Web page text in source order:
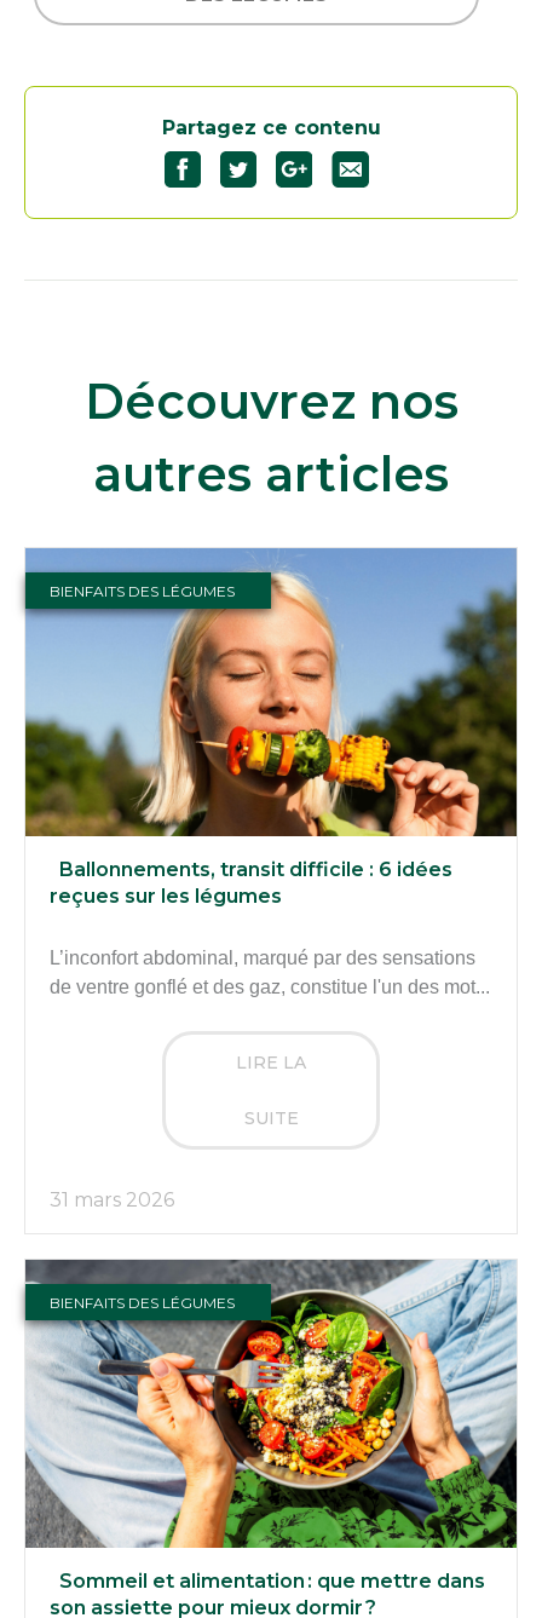
Partagez ce contenu
Découvrez nos
autres articles
BIENFAITS DES LÉGUMES
Ballonnements, transit difficile : 6 idées
reçues sur les légumes
L’inconfort abdominal, marqué par des sensations
de ventre gonflé et des gaz, constitue l'un des mot...
LIRE LA
SUITE
31 mars 2026
BIENFAITS DES LÉGUMES
Sommeil et alimentation : que mettre dans
son assiette pour mieux dormir ?